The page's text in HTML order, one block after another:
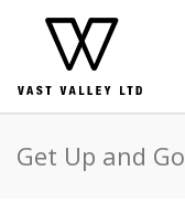
Get Up and Go